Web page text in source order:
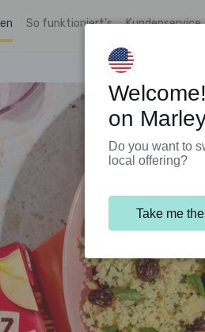
So funktioniert’s Kundenservice
on
Do you want to
local offering?
Take me